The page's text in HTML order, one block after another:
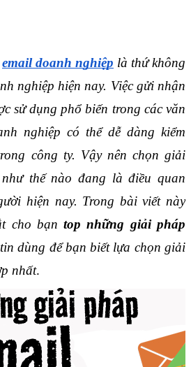
email doanh nghiệp là thứ không
nghiệp hiện nay. Việc gửi nhận
sử dụng phổ biến trong các văn
nghiệp có thể dễ dàng kiểm
công ty. Vậy nên chọn giải
thế nào đang là điều quan
hiện nay. Trong bài viết này
cho bạn top những giải pháp
tin dùng để bạn biết lựa chọn giải
nhất.